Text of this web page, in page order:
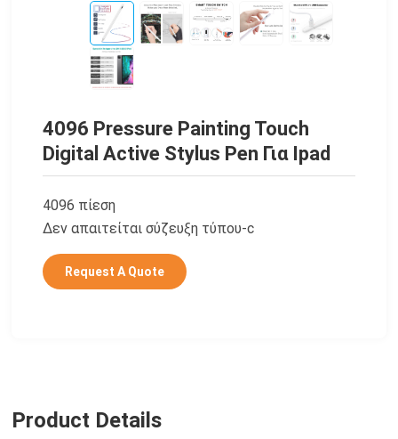
4096 Pressure Painting Touch
Digital Active Stylus Pen Για Ipad
4096 πίεση
Δεν απαιτείται σύζευξη τύπου-c
Request A Quote
Product Details